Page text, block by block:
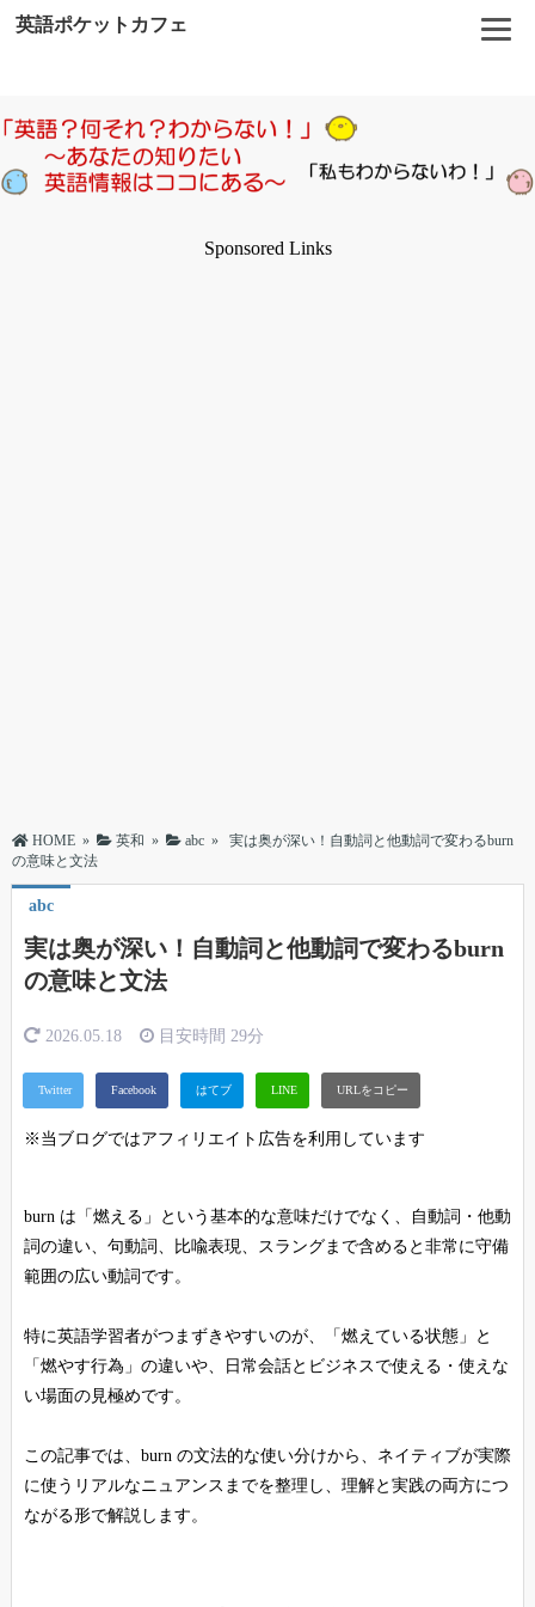
英語ポケットカフェ
Sponsored Links
HOME » 英和 » abc »
実は奥が深い！自動詞と他動詞で変わるburn
の意味と文法
abc
実は奥が深い！自動詞と他動詞で変わるburn
の意味と文法
2026.05.18 目安時間 29分
※当ブログではアフィリエイト広告を利用しています
burn は「燃える」という基本的な意味だけでなく、自動詞・他動
詞の違い、句動詞、比喩表現、スラングまで含めると非常に守備
範囲の広い動詞です。
特に英語学習者がつまずきやすいのが、「燃えている状態」と
「燃やす行為」の違いや、日常会話とビジネスで使える・使えな
い場面の見極めです。
この記事では、burn の文法的な使い分けから、ネイティブが実際
に使うリアルなニュアンスまでを整理し、理解と実践の両方につ
ながる形で解説します。